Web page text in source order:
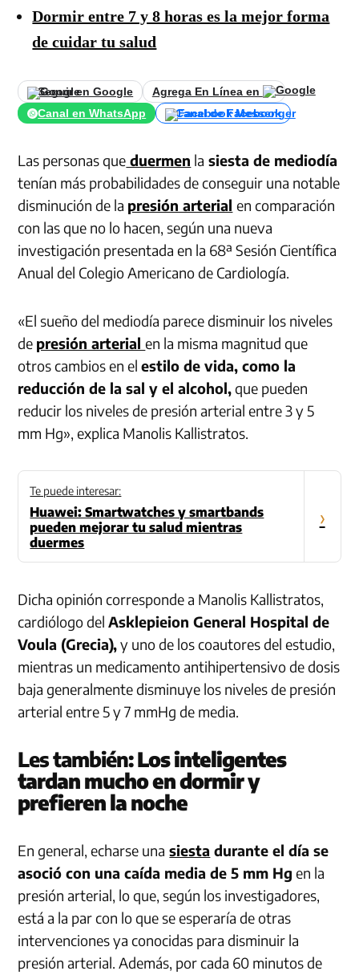
Dormir entre 7 y 8 horas es la mejor forma
de cuidar tu salud
Seguir en Google
Agrega En Línea en
Canal en WhatsApp
Canal de Facebook
Las personas que duermen la siesta de mediodía
tenían más probabilidades de conseguir una notable
disminución de la presión arterial en comparación
con las que no lo hacen, según una nueva
investigación presentada en la 68ª Sesión Científica
Anual del Colegio Americano de Cardiología.
«El sueño del mediodía parece disminuir los niveles
de presión arterialen la misma magnitud que
otros cambios en elestilo de vida, como la
reducción de la sal y el alcohol,que pueden
reducir los niveles de presión arterial entre 3 y 5
mm Hg», explica Manolis Kallistratos.
Te puede interesar:
Huawei: Smartwatches y smartbands
pueden mejorar tu salud mientras
duermes
›
Dicha opinión corresponde a Manolis Kallistratos,
cardiólogo delAsklepieion General Hospital de
Voula (Grecia),y uno de los coautores del estudio,
mientras un medicamento antihipertensivo de dosis
baja generalmente disminuye los niveles de presión
arterial entre 5 y 7 mmHg de media.
Les también:Los inteligentes
tardan mucho en dormir y
prefieren la noche
En general, echarse una siesta durante el día se
asoció con una caída media de 5 mm Hg en la
presión arterial, lo que, según los investigadores,
está a la par con lo que se esperaría de otras
intervenciones ya conocidas para disminuir la
presión arterial. Además, por cada 60 minutos de